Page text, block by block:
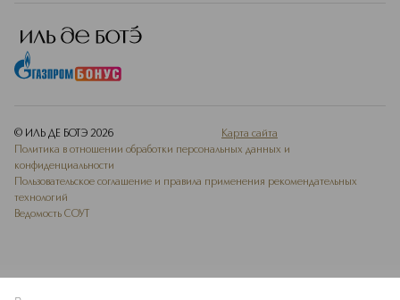
© ИЛЬ ДЕ БОТЭ 2026
Карта сайта
Политика в отношении обработки персональных данных и
конфиденциальности
Пользовательское соглашение и правила применения рекомендательных
технологий
Ведомость СОУТ